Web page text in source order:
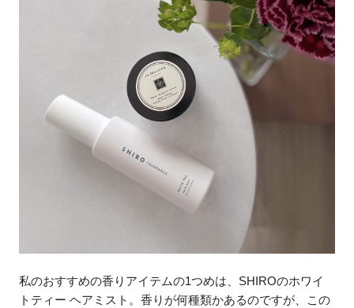
私のおすすめの香りアイテムの1つめは、SHIROのホワイ
トティー ヘアミスト。香りが何種類かあるのですが、この